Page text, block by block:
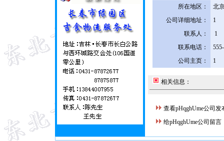
所在地区：
北
公司详细地址：
1
联系人：
1
联系电话：
公司主页：
1
相关信息：
查看pHqghUme公司发
给pHqghUme公司留言